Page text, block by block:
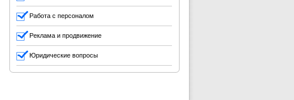
Работа с персоналом
Реклама и продвижение
Юридические вопросы